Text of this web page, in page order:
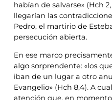
habían de salvarse» (Hch
llegarían las
Pedro, el martirio de
persecución abierta.
En ese marco
algo sorprendente: «los
iban de un lugar a otro
Evangelio» (Hch 8,4). A
atención que, en